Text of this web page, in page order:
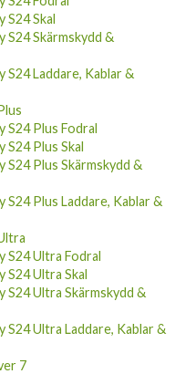
S24 Skal
S24 Skärmskydd &
S24 Laddare, Kablar &
S24 Plus Fodral
S24 Plus Skal
S24 Plus Skärmskydd &
S24 Plus Laddare, Kablar &
S24 Ultra Fodral
S24 Ultra Skal
S24 Ultra Skärmskydd &
S24 Ultra Laddare, Kablar &
7